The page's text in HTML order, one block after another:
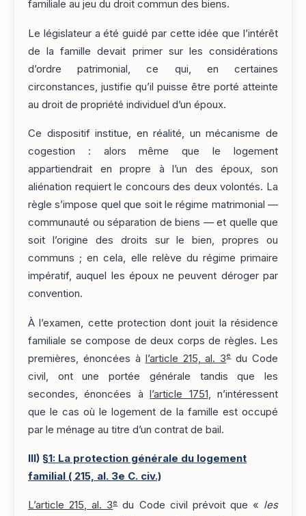
familiale au jeu du droit commun des biens.
Le législateur a été guidé par cette idée que l’intérêt
de la famille devait primer sur les considérations
d’ordre patrimonial, ce qui, en certaines
circonstances, justifie qu’il puisse être porté atteinte
au droit de propriété individuel d’un époux.
Ce dispositif institue, en réalité, un mécanisme de
cogestion : alors même que le logement
appartiendrait en propre à l’un des époux, son
aliénation requiert le concours des deux volontés. La
règle s’impose quel que soit le régime matrimonial —
communauté ou séparation de biens — et quelle que
soit l’origine des droits sur le bien, propres ou
communs ; en cela, elle relève du régime primaire
impératif, auquel les époux ne peuvent déroger par
convention.
À l’examen, cette protection dont jouit la résidence
familiale se compose de deux corps de règles. Les
premières, énoncées à l’article 215, al. 3edu Code
civil, ont une portée générale tandis que les
secondes, énoncées àl’article 1751 , n’intéressent
que le cas où le logement de la famille est occupé
par le ménage au titre d’un contrat de bail.
III) §1: La protection générale du logement
familial ( 215, al. 3e C. civ.)
L’article 215, al. 3edu Code civil prévoit que « les